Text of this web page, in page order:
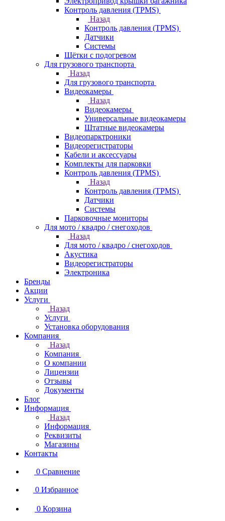
Контроль давления (TPMS)
Назад
Контроль давления (TPMS)
Датчики
Системы
Щётки с подогревом
Для грузового транспорта
Назад
Для грузового транспорта
Видеокамеры
Назад
Видеокамеры
Универсальные видеокамеры
Штатные видеокамеры
Видеопарктроники
Видеорегистраторы
Кабели и аксессуары
Комплекты для парковки
Контроль давления (TPMS)
Назад
Контроль давления (TPMS)
Датчики
Системы
Парковочные мониторы
Для мото / квадро / снегоходов
Назад
Для мото / квадро / снегоходов
Акустика
Видеорегистраторы
Электроника
Бренды
Акции
Услуги
Назад
Услуги
Установка оборудования
Компания
Назад
Компания
О компании
Лицензии
Отзывы
Документы
Блог
Информация
Назад
Информация
Реквизиты
Магазины
Контакты
0 Сравнение
0 Избранное
0 Корзина